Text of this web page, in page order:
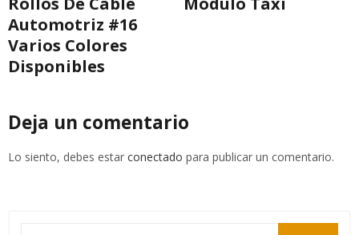
Automotriz #16
Varios Colores
Disponibles
Deja un comentario
Lo siento, debes estar conectado para publicar un comentario.